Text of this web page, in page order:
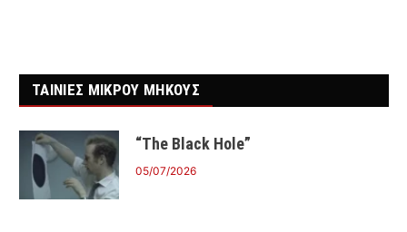
ΤΑΙΝΙΕΣ ΜΙΚΡΟΥ ΜΗΚΟΥΣ
“The Black Hole”
05/07/2026